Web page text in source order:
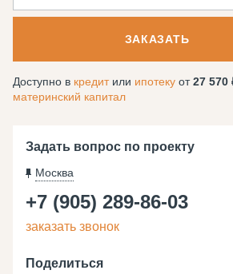
ЗАКАЗАТЬ
Доступно в кредитили ипотеку от27 570
материнский капитал
Задать вопрос по проекту
Москва
+7 (905) 289-86-03
заказать звонок
Поделиться